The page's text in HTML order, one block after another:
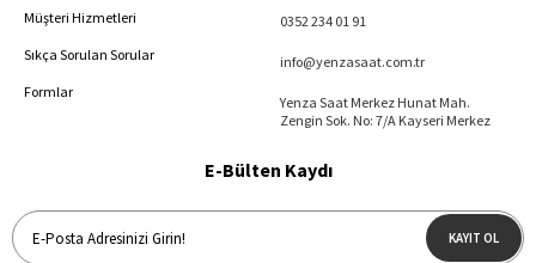
Müşteri Hizmetleri
Sıkça Sorulan Sorular
Formlar
0352 234 01 91
info@yenzasaat.com.tr
Yenza Saat Merkez Hunat Mah.
Zengin Sok. No: 7/A Kayseri Merkez
E-Bülten Kaydı
KAYIT OL